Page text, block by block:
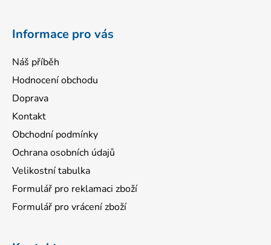
Informace pro vás
Náš příběh
Hodnocení obchodu
Doprava
Kontakt
Obchodní podmínky
Ochrana osobních údajů
Velikostní tabulka
Formulář pro reklamaci zboží
Formulář pro vrácení zboží